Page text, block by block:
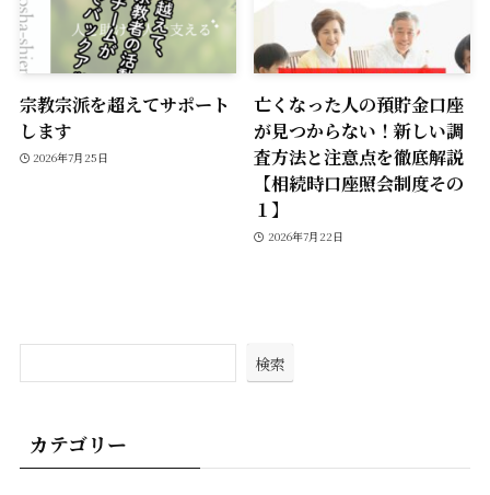
宗教宗派を超えてサポート
します
2026年7月25日
亡くなった人の預貯金口座
が見つからない！新しい調
査方法と注意点を徹底解説
【相続時口座照会制度その
１】
2026年7月22日
検索
カテゴリー